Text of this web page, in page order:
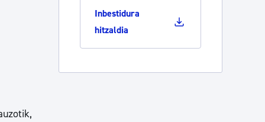
Izapideen katalogoa
Inbestidura
hitzaldia